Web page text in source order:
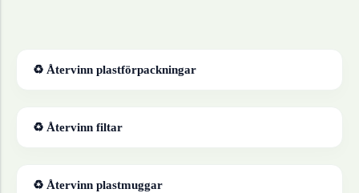
♻ Återvinn plastförpackningar
♻ Återvinn filtar
♻ Återvinn plastmuggar